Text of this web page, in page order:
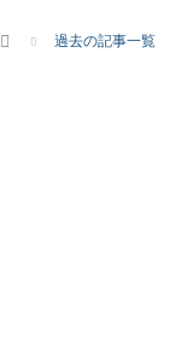
ホーム 過去の記事一覧